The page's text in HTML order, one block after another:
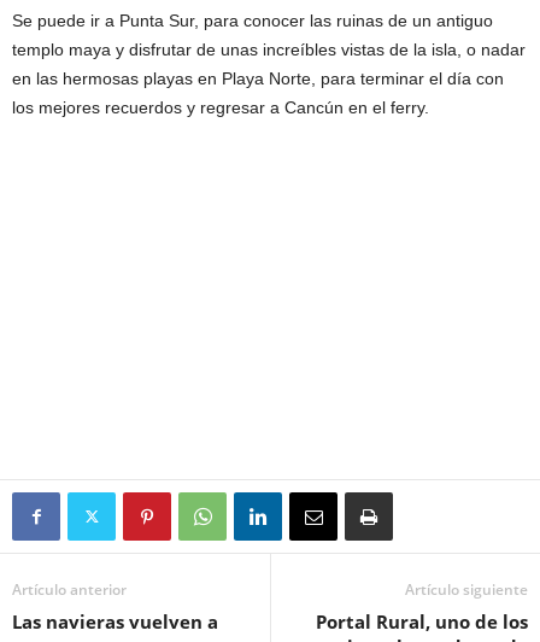
Se puede ir a Punta Sur, para conocer las ruinas de un antiguo
templo maya y disfrutar de unas increíbles vistas de la isla, o nadar
en las hermosas playas en Playa Norte, para terminar el día con
los mejores recuerdos y regresar a Cancún en el ferry.
Artículo anterior
Las navieras vuelven a
Artículo siguiente
Portal Rural, uno de los